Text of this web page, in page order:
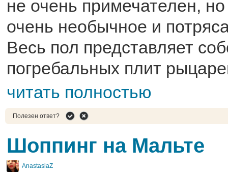
не очень примечателен, но
очень необычное и
Весь пол представляет
погребальных плит
читать полностью
Полезен ответ?
Шоппинг на Мальте
AnastasiaZ